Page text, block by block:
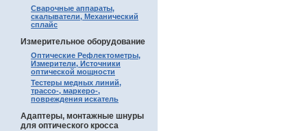
Сварочные аппараты,
скалыватели, Механический
сплайс
Измерительное оборудование
Оптические Рефлектометры,
Измерители, Источники
оптической мощности
Тестеры медных линий,
трассо-, маркеро-,
повреждения искатель
Адаптеры, монтажные шнуры
для оптического кросса